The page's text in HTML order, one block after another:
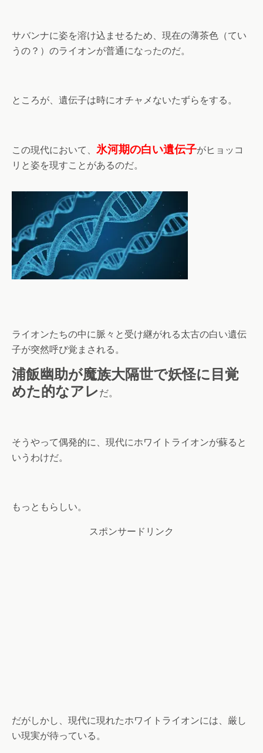
サバンナに姿を溶け込ませるため、現在の薄茶色（てい
うの？）のライオンが普通になったのだ。
ところが、遺伝子は時にオチャメないたずらをする。
この現代において、 氷河期の白い遺伝子がヒョッコ
リと姿を現すことがあるのだ。
ライオンたちの中に脈々と受け継がれる太古の白い遺伝
子が突然呼び覚まされる。
浦飯幽助が魔族大隔世で妖怪に目覚
めた的なアレだ。
そうやって偶発的に、現代にホワイトライオンが蘇ると
いうわけだ。
もっともらしい。
スポンサードリンク
だがしかし、現代に現れたホワイトライオンには、厳し
い現実が待っている。